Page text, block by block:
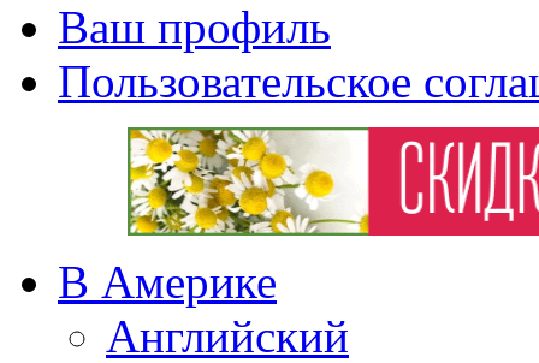
Ваш профиль
Пользовательское
В Америке
Английский